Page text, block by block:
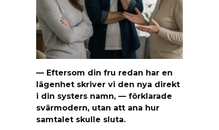
— Eftersom din fru redan har en
lägenhet skriver vi den nya direkt
i din systers namn, — förklarade
svärmodern, utan att ana hur
samtalet skulle sluta.